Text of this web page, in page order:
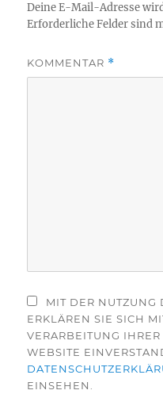
Deine E-Mail-Adresse
Erforderliche Felder sind
KOMMENTAR *
MIT DER NUTZUNG
ERKLÄREN SIE SICH
VERARBEITUNG
WEBSITE
EINSEHEN.